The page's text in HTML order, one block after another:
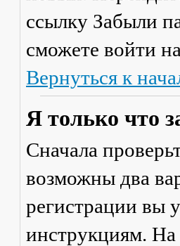
ссылку Забыли
сможете войти
Вернуться к
Я только что
Сначала
возможны два
регистрации вы
инструкциям. На